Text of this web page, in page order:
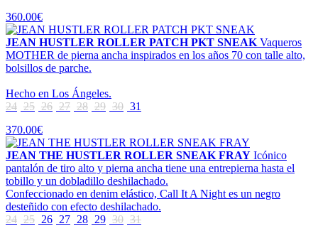
360.00€
JEAN HUSTLER ROLLER PATCH PKT SNEAK Vaqueros
MOTHER de pierna ancha inspirados en los años 70 con talle alto,
bolsillos de parche.
Hecho en Los Ángeles.
24 25 26 27 28 29 30 31
370.00€
JEAN THE HUSTLER ROLLER SNEAK FRAY Icónico
pantalón de tiro alto y pierna ancha tiene una entrepierna hasta el
tobillo y un dobladillo deshilachado.
Confeccionado en denim elástico, Call It A Night es un negro
desteñido con efecto deshilachado.
24 25 26 27 28 29 30 31